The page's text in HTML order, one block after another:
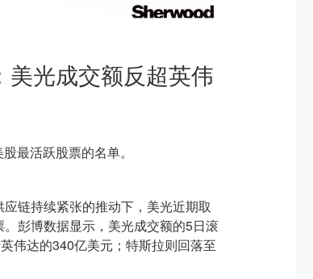
光成交额反超英伟
最活跃股票的名单。
链持续紧张的推动下，美光近期取
彭博数据显示，美光成交额的5日滚
伟达的340亿美元；特斯拉则回落至